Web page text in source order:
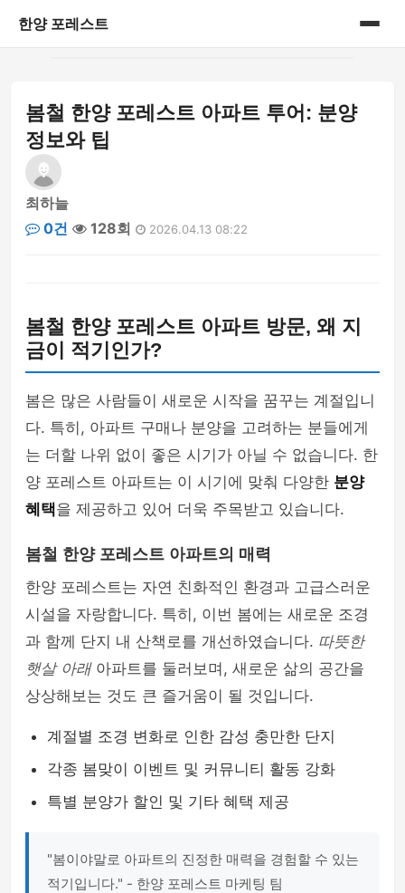
한양 포레스트
게시판
봄철 한양 포레스트 아파트 투어: 분양
정보와 팁
최하늘
0건
128회 2026.04.13 08:22
봄철 한양 포레스트 아파트 방문, 왜 지
금이 적기인가?
봄은 많은 사람들이 새로운 시작을 꿈꾸는 계절입니
다. 특히, 아파트 구매나 분양을 고려하는 분들에게
는 더할 나위 없이 좋은 시기가 아닐 수 없습니다. 한
양 포레스트 아파트는 이 시기에 맞춰 다양한 분양
혜택을 제공하고 있어 더욱 주목받고 있습니다.
봄철 한양 포레스트 아파트의 매력
한양 포레스트는 자연 친화적인 환경과 고급스러운
시설을 자랑합니다. 특히, 이번 봄에는 새로운 조경
과 함께 단지 내 산책로를 개선하였습니다. 따뜻한
햇살 아래아파트를 둘러보며, 새로운 삶의 공간을
상상해보는 것도 큰 즐거움이 될 것입니다.
계절별 조경 변화로 인한 감성 충만한 단지
각종 봄맞이 이벤트 및 커뮤니티 활동 강화
특별 분양가 할인 및 기타 혜택 제공
"봄이야말로 아파트의 진정한 매력을 경험할 수 있는
적기입니다." - 한양 포레스트 마케팅 팀